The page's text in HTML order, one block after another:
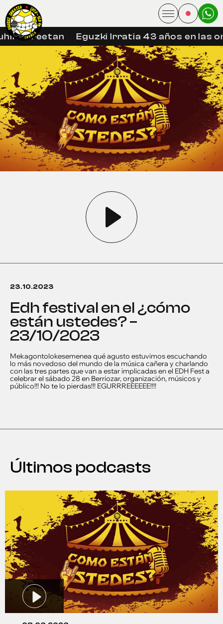
libreetan Eguzki Irratia 43 años en las
23.10.2023
edh festival en el ¿cómo
están ustedes? –
23/10/2023
Mekagontolokesemenea qué agusto estuvimos escuchando
lo más novedoso del mundo de la música cañera y charlando
con las tres partes que van a estar implicadas en el EDH Fest a
celebrar el sábado 28 en Berriozar, organización, músicos y
público!!! No te lo pierdas!!! EGURRREEEEEE!!!!
Últimos podcasts